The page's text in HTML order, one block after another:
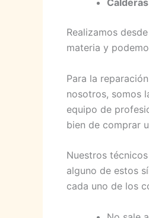
Realizamos
materia y
Para la
nosotros, somos
equipo de
bien de comprar
Nuestros
alguno de estos
cada uno de los